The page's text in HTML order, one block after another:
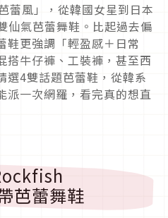
風」，從韓國女星到日本
仙氣芭蕾舞鞋。比起過去偏
鞋更強調「輕盈感＋日常
搭牛仔褲、工裝褲，甚至西
選4雙話題芭蕾鞋，從韓系
派一次網羅，看完真的想直
芭蕾舞鞋